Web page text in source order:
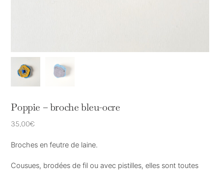
Poppie – broche bleu-ocre
35,00€
Broches en feutre de laine.
Cousues, brodées de fil ou avec pistilles, elles sont toutes